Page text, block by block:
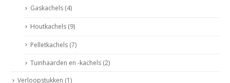
Gaskachels (4)
Houtkachels (9)
Pelletkachels (7)
Tuinhaarden en -kachels (2)
Verloopstukken (1)